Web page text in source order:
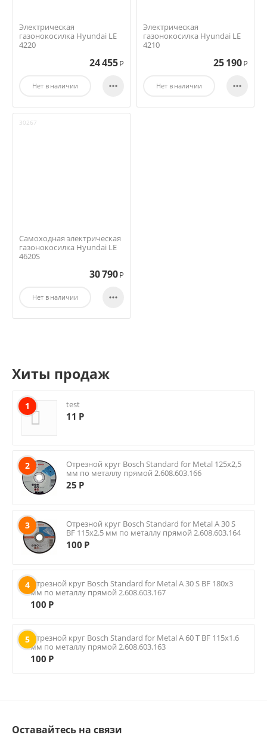
Электрическая
газонокосилка Hyundai LE
4220
24 455 Р
Нет в наличии 
Электрическая
газонокосилка Hyundai LE
4210
25 190 Р
Нет в наличии 
30267
Самоходная электрическая
газонокосилка Hyundai LE
4620S
30 790 Р
Нет в наличии 
Хиты продаж
1 test
11 Р
2
Отрезной круг Bosch Standard for Metal 125х2,5
мм по металлу прямой 2.608.603.166
25 Р
3
Отрезной круг Bosch Standard for Metal A 30 S
BF 115х2.5 мм по металлу прямой 2.608.603.164
100 Р
4 Отрезной круг Bosch Standard for Metal A 30 S BF 180х3
мм по металлу прямой 2.608.603.167
100 Р
5 Отрезной круг Bosch Standard for Metal A 60 T BF 115х1.6
мм по металлу прямой 2.608.603.163
100 Р
Оставайтесь на связи